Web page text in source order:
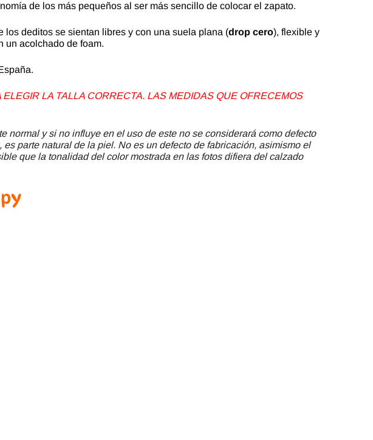
de los más pequeños al ser más sencillo de colocar el zapato.
los deditos se sientan libres y con una suela plana (drop cero), flexible y
un acolchado de foam.
LA TALLA CORRECTA. LAS MEDIDAS QUE OFRECEMOS
y si no influye en el uso de este no se considerará como defecto
parte natural de la piel. No es un defecto de fabricación, asimismo el
que la tonalidad del color mostrada en las fotos difiera del calzado